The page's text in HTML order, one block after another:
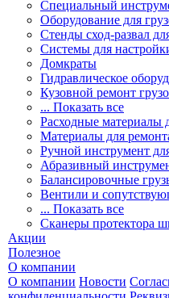
Специальный
Оборудование для
Стенды сход-развал
Системы для
Домкраты
Гидравлическое
Кузовной ремонт
... Показать все
Расходные материалы
Материалы для
Ручной инструмент
Абразивный
Балансировочные
Вентили и
... Показать все
Сканеры протектора
Акции
Полезное
О компании
О компании Новости